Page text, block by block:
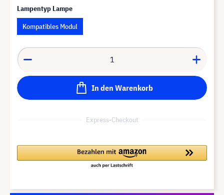
Lampentyp Lampe
Kompatibles Modul
In den Warenkorb
Express-Checkout